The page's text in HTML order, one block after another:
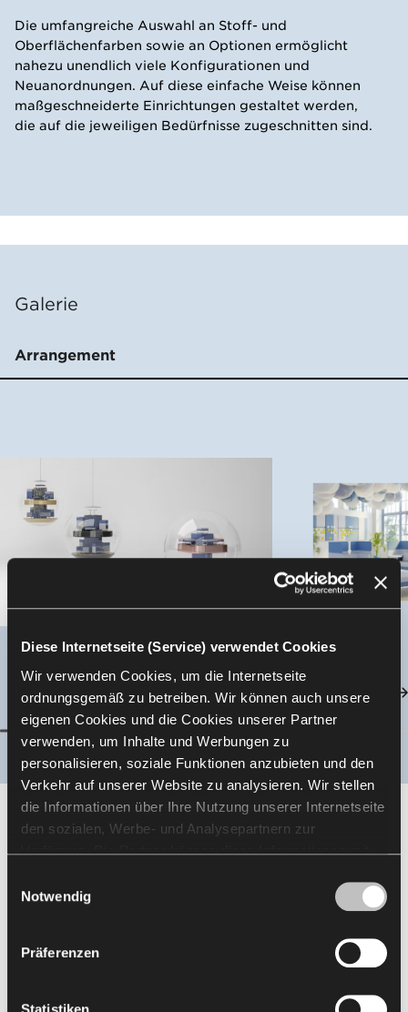
Diese Internetseite (Service) verwendet Cookies
Wir verwenden Cookies, um die Internetseite
ordnungsgemäß zu betreiben. Wir können auch unsere
eigenen Cookies und die Cookies unserer Partner
verwenden, um Inhalte und Werbungen zu
personalisieren, soziale Funktionen anzubieten und den
Verkehr auf unserer Website zu analysieren. Wir stellen
die Informationen über Ihre Nutzung unserer Internetseite
den sozialen, Werbe- und Analysepartnern zur
Verfügung. Die Partner können diese Informationen mit
erhaltenen Daten kombinieren. Die Verwendung von
Statistik-, Marketing- und Benutzerpräferenzen-Cookies
erfordert Ihre Zustimmung, welche Sie durch das Klicken
auf „Alle zulassen“ erteilen können. Wenn Sie Ihre
„Auswahl zulassen“. Sie können Ihre
Notwendig
Präferenzen
Die umfangreiche Auswahl an Stoff- und
Oberflächenfarben sowie an Optionen ermöglicht
nahezu unendlich viele Konfigurationen und
Neuanordnungen. Auf diese einfache Weise können
maßgeschneiderte Einrichtungen gestaltet werden,
die auf die jeweiligen Bedürfnisse zugeschnitten sind.
Galerie
Arrangement
Finishes